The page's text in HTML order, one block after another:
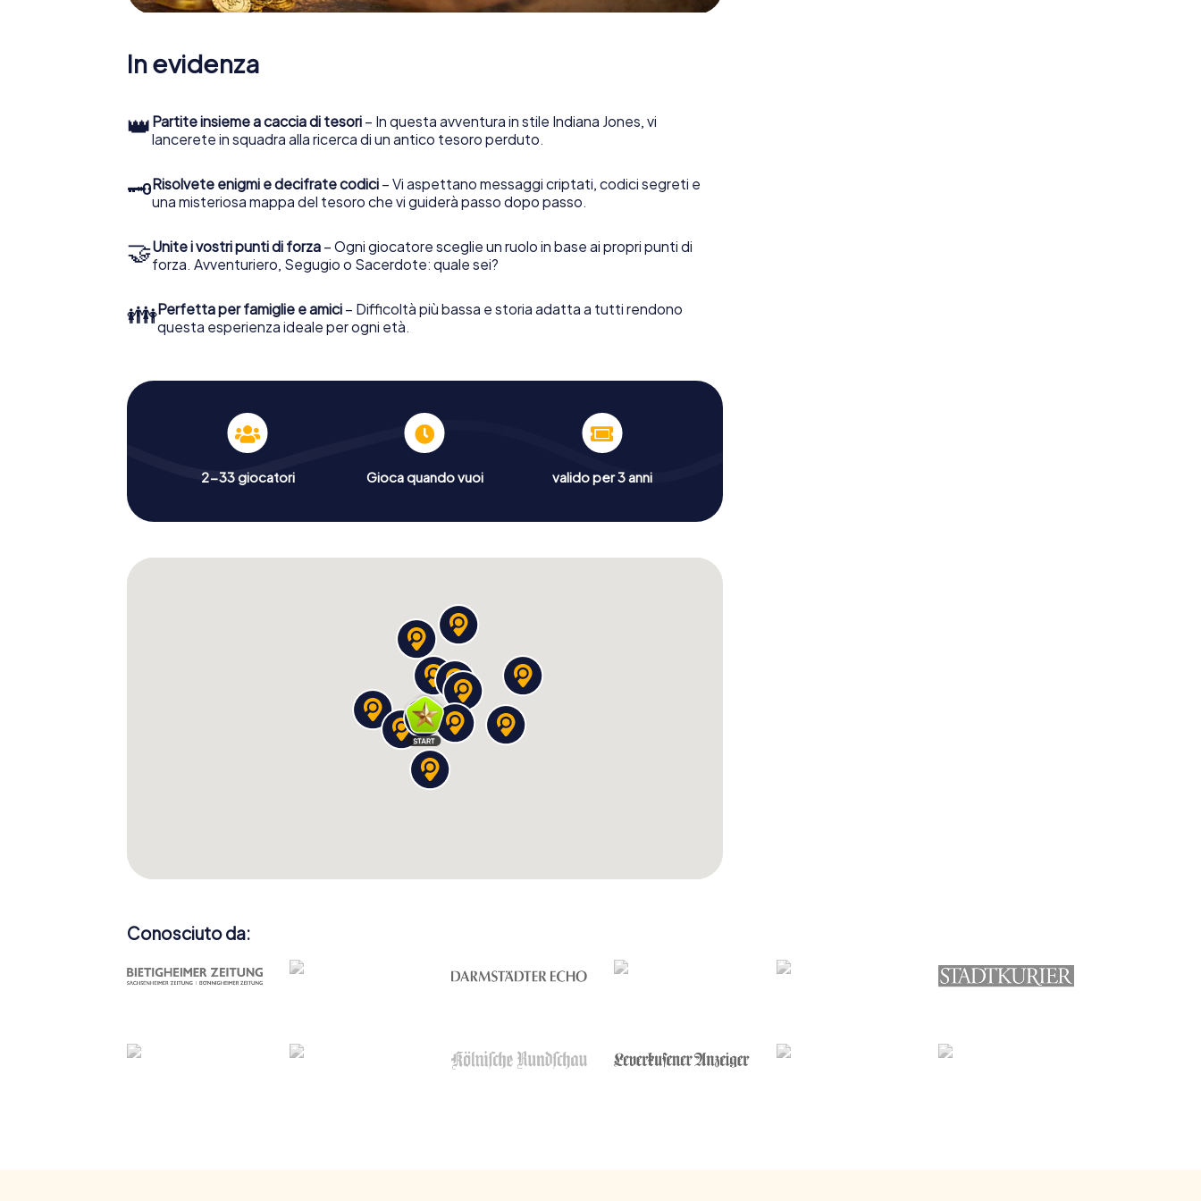
In evidenza
👑 Partite insieme a caccia di tesori – In questa avventura in stile Indiana Jones, vi
lancerete in squadra alla ricerca di un antico tesoro perduto.
🗝Risolvete enigmi e decifrate codici – Vi aspettano messaggi criptati, codici segreti e
una misteriosa mappa del tesoro che vi guiderà passo dopo passo.
🤝Unite i vostri punti di forza – Ogni giocatore sceglie un ruolo in base ai propri punti di
forza. Avventuriero, Segugio o Sacerdote: quale sei?
👪Perfetta per famiglie e amici – Difficoltà più bassa e storia adatta a tutti rendono
questa esperienza ideale per ogni età.
2-33 giocatori Gioca quando vuoi valido per 3 anni
Conosciuto da: